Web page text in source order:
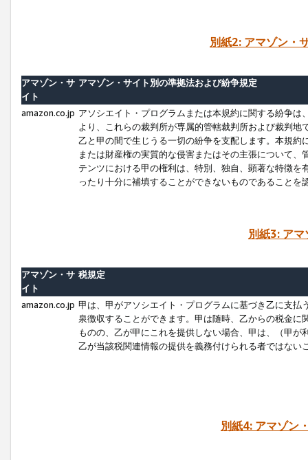
別紙2: アマゾン・
アマゾン・サ
イト
アマゾン・サイト別の準拠法および紛争規定
amazon.co.jp アソシエイト・プログラムまたは本規約に関する紛争
より、これらの裁判所が専属的管轄裁判所および裁判
乙と甲の間で生じうる一切の紛争を支配します。本規
または財産権の実質的な侵害またはその主張について
テンツにおける甲の権利は、特別、独自、顕著な特徴
ったり十分に補填することができないものであることを
別紙3: ア
アマゾン・サ
イト
税規定
amazon.co.jp 甲は、甲がアソシエイト・プログラムに基づき乙に支
泉徴収することができます。甲は随時、乙からの税金
ものの、乙が甲にこれを提供しない場合、甲は、（甲
乙が当該税関連情報の提供を義務付けられる者ではな
別紙4: アマゾン